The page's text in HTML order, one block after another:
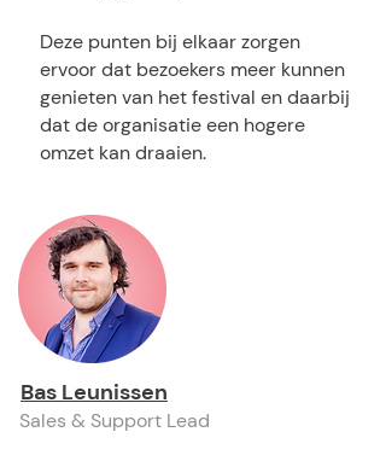
Deze punten bij elkaar zorgen
ervoor dat bezoekers meer kunnen
genieten van het festival en daarbij
dat de organisatie een hogere
omzet kan draaien.
Bas Leunissen
Sales & Support Lead